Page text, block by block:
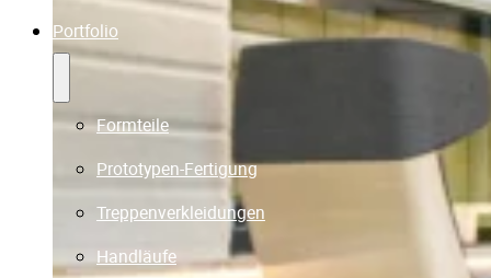
Portfolio
Formteile
Prototypen-Fertigung
Treppenverkleidungen
Handläufe